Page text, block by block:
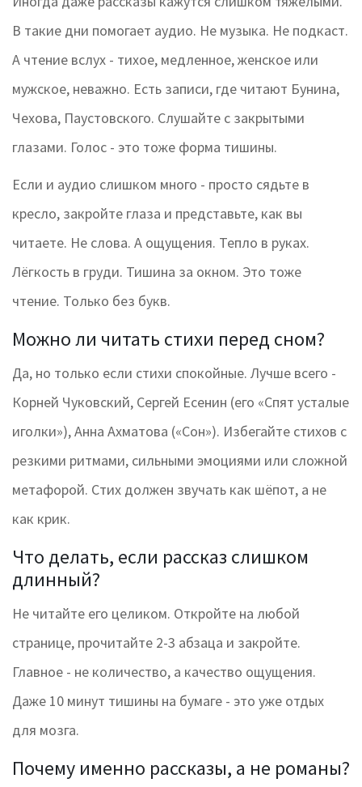
В такие дни помогает аудио. Не музыка. Не подкаст.
А чтение вслух - тихое, медленное, женское или
мужское, неважно. Есть записи, где читают Бунина,
Чехова, Паустовского. Слушайте с закрытыми
глазами. Голос - это тоже форма тишины.
Если и аудио слишком много - просто сядьте в
кресло, закройте глаза и представьте, как вы
читаете. Не слова. А ощущения. Тепло в руках.
Лёгкость в груди. Тишина за окном. Это тоже
чтение. Только без букв.
Можно ли читать стихи перед сном?
Да, но только если стихи спокойные. Лучше всего -
Корней Чуковский, Сергей Есенин (его «Спят усталые
иголки»), Анна Ахматова («Сон»). Избегайте стихов с
резкими ритмами, сильными эмоциями или сложной
метафорой. Стих должен звучать как шёпот, а не
как крик.
Что делать, если рассказ слишком
длинный?
Не читайте его целиком. Откройте на любой
странице, прочитайте 2-3 абзаца и закройте.
Главное - не количество, а качество ощущения.
Даже 10 минут тишины на бумаге - это уже отдых
для мозга.
Почему именно рассказы, а не романы?